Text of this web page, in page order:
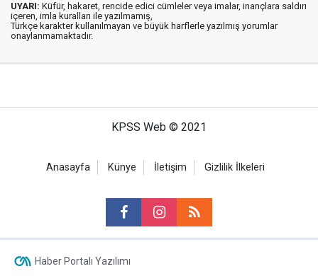
UYARI: Küfür, hakaret, rencide edici cümleler veya imalar, inançlara saldırı
içeren, imla kuralları ile yazılmamış,
Türkçe karakter kullanılmayan ve büyük harflerle yazılmış yorumlar
onaylanmamaktadır.
KPSS Web © 2021
Anasayfa Künye İletişim Gizlilik İlkeleri
Haber Portalı Yazılımı